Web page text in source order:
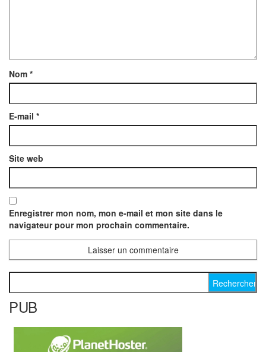
Nom *
E-mail *
Site web
Enregistrer mon nom, mon e-mail et mon site dans le
navigateur pour mon prochain commentaire.
Rechercher :
PUB